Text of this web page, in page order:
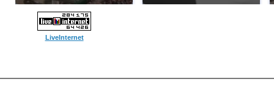
LiveInternet